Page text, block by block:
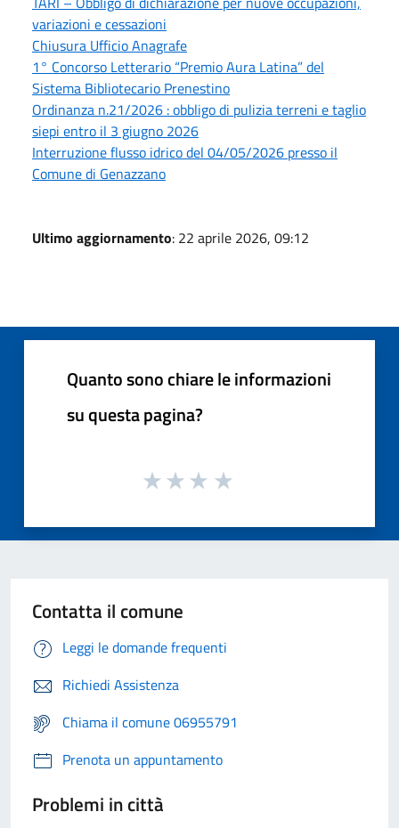
variazioni e cessazioni
Chiusura Ufficio Anagrafe
1° Concorso Letterario “Premio Aura Latina” del
Sistema Bibliotecario Prenestino
Ordinanza n.21/2026 : obbligo di pulizia terreni e taglio
siepi entro il 3 giugno 2026
Interruzione flusso idrico del 04/05/2026 presso il
Comune di Genazzano
Ultimo aggiornamento: 22 aprile 2026, 09:12
Quanto sono chiare le informazioni
su questa pagina?
Contatta il comune
Leggi le domande frequenti
Richiedi Assistenza
Chiama il comune 06955791
Prenota un appuntamento
Problemi in città